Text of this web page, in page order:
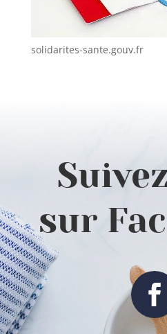
solidarites-sante.gouv.fr
sur